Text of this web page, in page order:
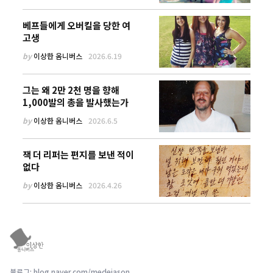
베프들에게 오버킬을 당한 여
고생
by이상한 옴니버스 2026.6.19
그는 왜 2만 2천 명을 향해
1,000발의 총을 발사했는가
by이상한 옴니버스 2026.6.5
잭 더 리퍼는 편지를 보낸 적이
없다
by이상한 옴니버스 2026.4.26